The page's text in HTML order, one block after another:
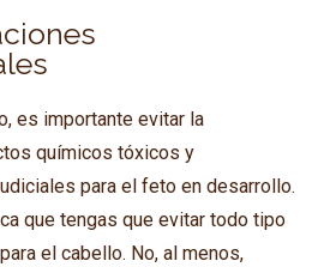
es importante evitar la
químicos tóxicos y
para el feto en desarrollo.
que tengas que evitar todo tipo
el cabello. No, al menos,